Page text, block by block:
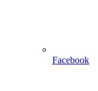
Facebook